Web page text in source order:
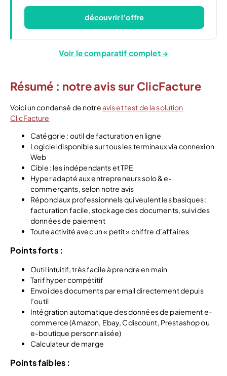
découvrir l’offre
Voir le comparatif complet →
Résumé : notre avis sur ClicFacture
Voici un condensé de notreavis et test de la solution
ClicFacture
Catégorie : outil de facturation en ligne
Logiciel disponible sur tous les terminaux via connexion
Web
Cible : les indépendants et TPE
Hyper adapté aux entrepreneurs solo & e-
commerçants, selon notre avis
Répond aux professionnels qui veulent les basiques :
facturation facile, stockage des documents, suivi des
données de paiement
Toute activité avec un « petit » chiffre d’affaires
Points forts :
Outil intuitif, très facile à prendre en main
Tarif hyper compétitif
Envoi des documents par email directement depuis
l’outil
Intégration automatique des données de paiement e-
commerce (Amazon, Ebay, Cdiscount, Prestashop ou
e-boutique personnalisée)
Calculateur de marge
Points faibles :